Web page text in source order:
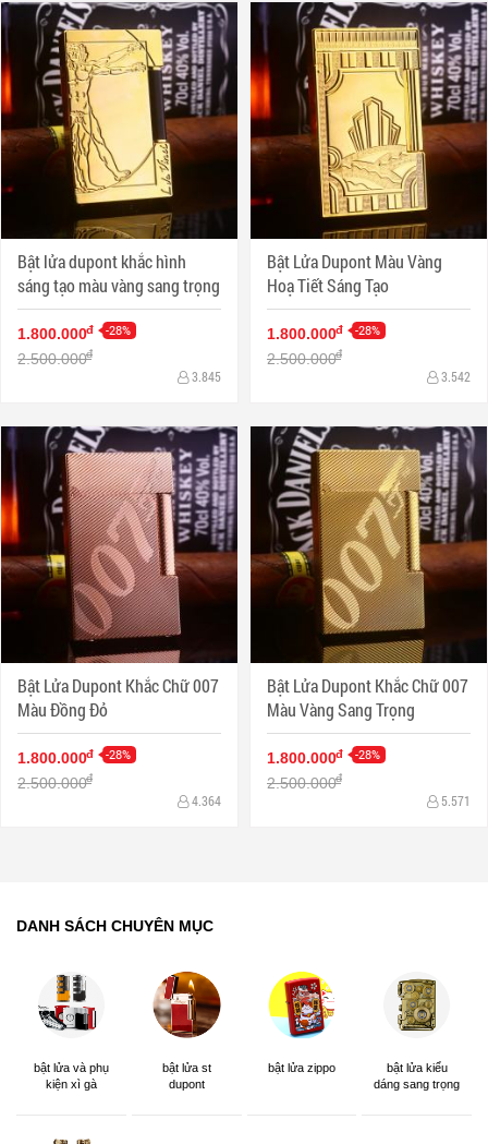
Bật lửa dupont khắc hình
sáng tạo màu vàng sang trọng
1.800.000đ -28%
2.500.000đ
3.845
Bật Lửa Dupont Màu Vàng
Hoạ Tiết Sáng Tạo
1.800.000đ -28%
2.500.000đ
3.542
Bật Lửa Dupont Khắc Chữ 007
Màu Đồng Đỏ
1.800.000đ -28%
2.500.000đ
4.364
Bật Lửa Dupont Khắc Chữ 007
Màu Vàng Sang Trọng
1.800.000đ -28%
2.500.000đ
5.571
DANH SÁCH CHUYÊN MỤC
bật lửa và phụ
kiện xì gà
bật lửa st
dupont
bật lửa zippo
bật lửa kiểu
dáng sang trọng